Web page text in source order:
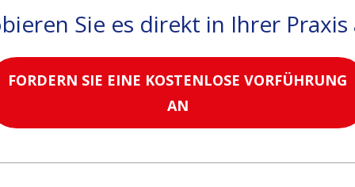
Sie es direkt in Ihrer Praxis
FORDERN SIE EINE KOSTENLOSE VORFÜHRUNG
AN